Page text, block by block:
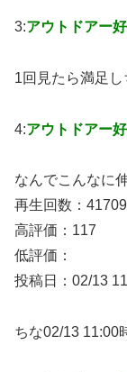
3:アウトドアー
1回見たら満足
4:アウトドアー
なんでこんなに
再生回数：41709
高評価：117
低評価：
投稿日：02/13
ちな02/13 11:00